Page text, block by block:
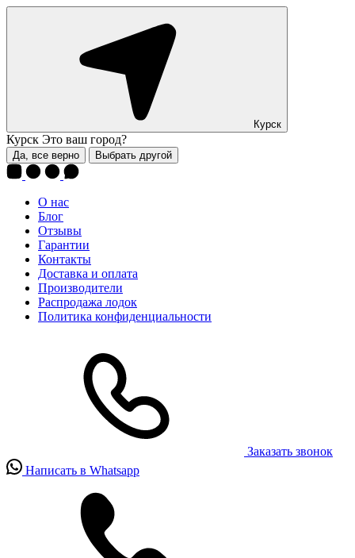
Курск
Курск Это ваш город?
Да, все верно Выбрать другой
О нас
Блог
Отзывы
Гарантии
Контакты
Доставка и оплата
Производители
Распродажа лодок
Политика конфиденциальности
Заказать звонок
Написать в Whatsapp